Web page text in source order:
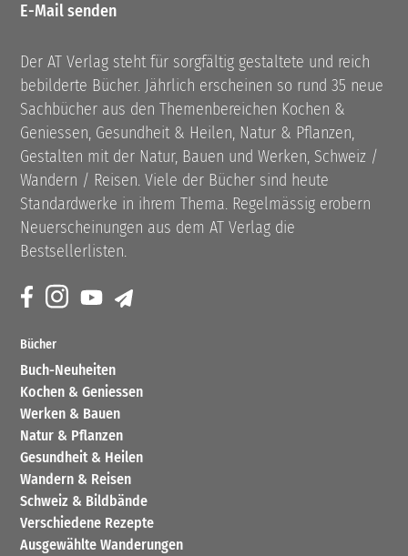
E-Mail senden
Der AT Verlag steht für sorgfältig gestaltete und reich
bebilderte Bücher. Jährlich erscheinen so rund 35 neue
Sachbücher aus den Themenbereichen Kochen &
Geniessen, Gesundheit & Heilen, Natur & Pflanzen,
Gestalten mit der Natur, Bauen und Werken, Schweiz /
Wandern / Reisen. Viele der Bücher sind heute
Standardwerke in ihrem Thema. Regelmässig erobern
Neuerscheinungen aus dem AT Verlag die
Bestsellerlisten.
Bücher
Buch-Neuheiten
Kochen & Geniessen
Werken & Bauen
Natur & Pflanzen
Gesundheit & Heilen
Wandern & Reisen
Schweiz & Bildbände
Verschiedene Rezepte
Ausgewählte Wanderungen